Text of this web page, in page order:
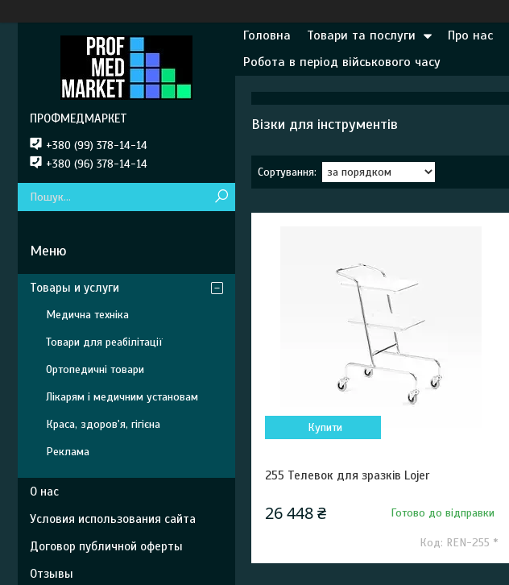
Головна Товари та послуги Про нас
Робота в період військового часу
Візки для інструментів
Купити
255 Телевок для зразків Lojer
26 448 ₴ Готово до відправки
REN-255 *
ПРОФМЕДМАРКЕТ
+380 (99) 378-14-14
+380 (96) 378-14-14
Товары и услуги
Медична техніка
Товари для реабілітації
Ортопедичні товари
Лікарям і медичним установам
Краса, здоров'я, гігієна
Реклама
О нас
Условия использования сайта
Договор публичной оферты
Отзывы